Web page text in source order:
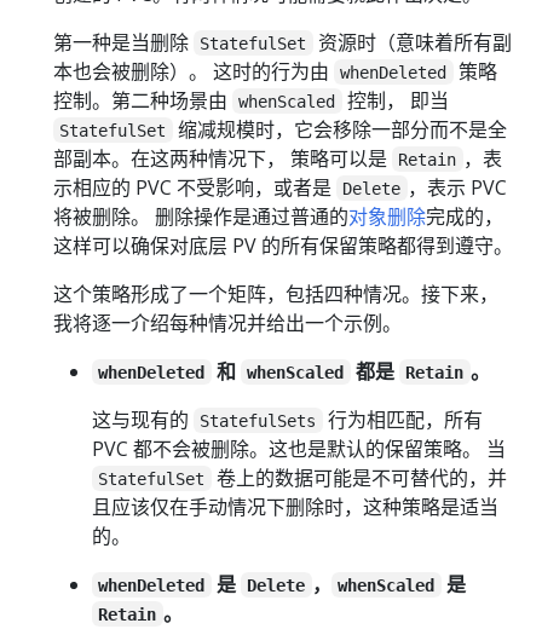
第一种是当删除
StatefulSet
资源时（意味着所有副
本也会被删除）。 这时的行为由
whenDeleted
策略
控制。第二种场景由
whenScaled 控制， 即当
StatefulSet
缩减规模时，它会移除一部分而不是全
部副本。在这两种情况下， 策略可以是
Retain ，表
示相应的 PVC 不受影响，或者是
Delete ，表示 PVC
将被删除。 删除操作是通过普通的对象删除完成的，
这样可以确保对底层 PV 的所有保留策略都得到遵守。
这个策略形成了一个矩阵，包括四种情况。接下来，
我将逐一介绍每种情况并给出一个示例。
whenDeleted 和 whenScaled 都是 Retain 。
这与现有的
StatefulSets
行为相匹配，所有
PVC 都不会被删除。这也是默认的保留策略。 当
StatefulSet
卷上的数据可能是不可替代的，并
且应该仅在手动情况下删除时，这种策略是适当
的。
whenDeleted 是 Delete ， whenScaled 是
Retain 。